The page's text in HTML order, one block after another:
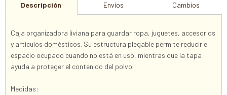
Descripción Envíos Cambios
Caja organizadora liviana para guardar ropa, juguetes, accesorios
y artículos domésticos. Su estructura plegable permite reducir el
espacio ocupado cuando no está en uso, mientras que la tapa
ayuda a proteger el contenido del polvo.
Medidas: